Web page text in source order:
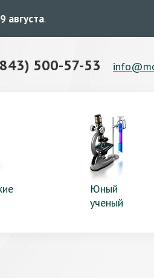
августа.
500-57-53
Юный
ученый